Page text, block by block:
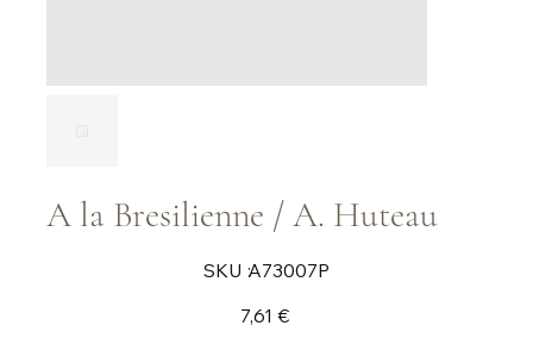
A la Bresilienne / A. Huteau
SKU :SKU
A73007P
A73007P
7,61 €